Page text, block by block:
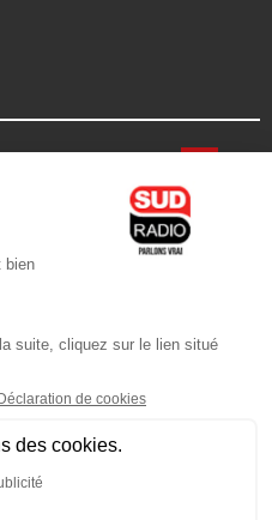
l'application
/ Pierre Olivier